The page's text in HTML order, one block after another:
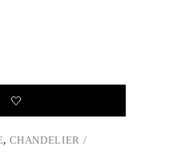
🤍
, CHANDELIER /